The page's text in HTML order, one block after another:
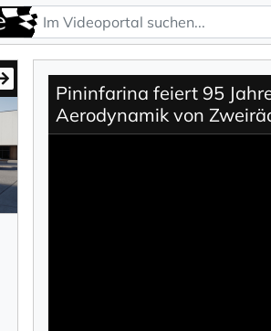
Pininfarina feiert 95
Aerodynamik von